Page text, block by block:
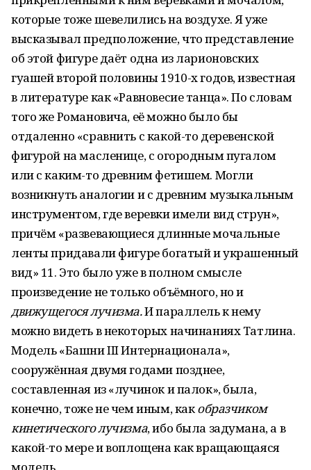
которые тоже шевелились на воздухе. Я уже
высказывал предположение, что представление
об этой фигуре даёт одна из ларионовских
гуашей второй половины 1910-х годов, известная
в литературе как «Равновесие танца». По словам
того же Романовича, её можно было бы
отдаленно «сравнить с какой-то деревенской
фигурой на масленице, с огородным пугалом
или с каким-то древним фетишем. Могли
возникнуть аналогии и с древним музыкальным
инструментом, где веревки имели вид струн»,
причём «развевающиеся длинные мочальные
ленты придавали фигуре богатый и украшенный
вид» 11. Это было уже в полном смысле
произведение не только объёмного, но и
движущегося лучизма.И параллель к нему
можно видеть в некоторых начинаниях Татлина.
Модель «Башни III Интернационала»,
сооружённая двумя годами позднее,
составленная из «лучинок и палок», была,
конечно, тоже не чем иным, какобразчиком
кинетического лучизма, ибо была задумана, а в
какой-то мере и воплощена как вращающаяся